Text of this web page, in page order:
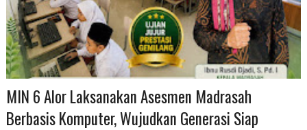
MIN 6 Alor Laksanakan Asesmen Madrasah
Berbasis Komputer, Wujudkan Generasi Siap